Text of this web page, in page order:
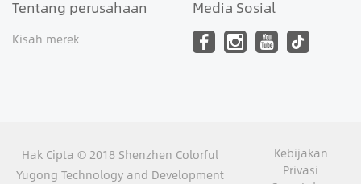
Tentang perusahaan
Kisah merek
Media Sosial
Hak Cipta © 2018 Shenzhen Colorful
Yugong Technology and Development
Kebijakan
Privasi